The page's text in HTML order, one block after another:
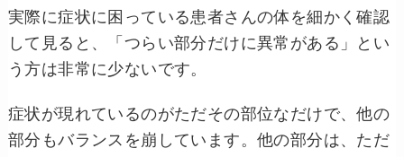
実際に症状に困っている患者さんの体を細かく確認
して見ると、「つらい部分だけに異常がある」とい
う方は非常に少ないです。
症状が現れているのがただその部位なだけで、他の
部分もバランスを崩しています。他の部分は、ただ